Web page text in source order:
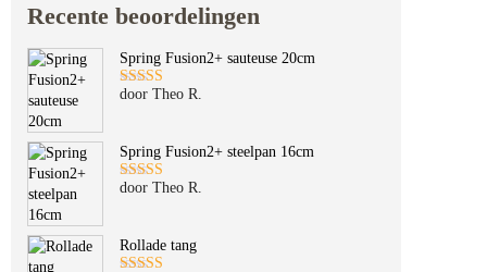
Recente beoordelingen
Spring Fusion2+ sauteuse 20cm
Gewaardeerd
door Theo R.
Spring Fusion2+ steelpan 16cm
Gewaardeerd
door Theo R.
Rollade tang